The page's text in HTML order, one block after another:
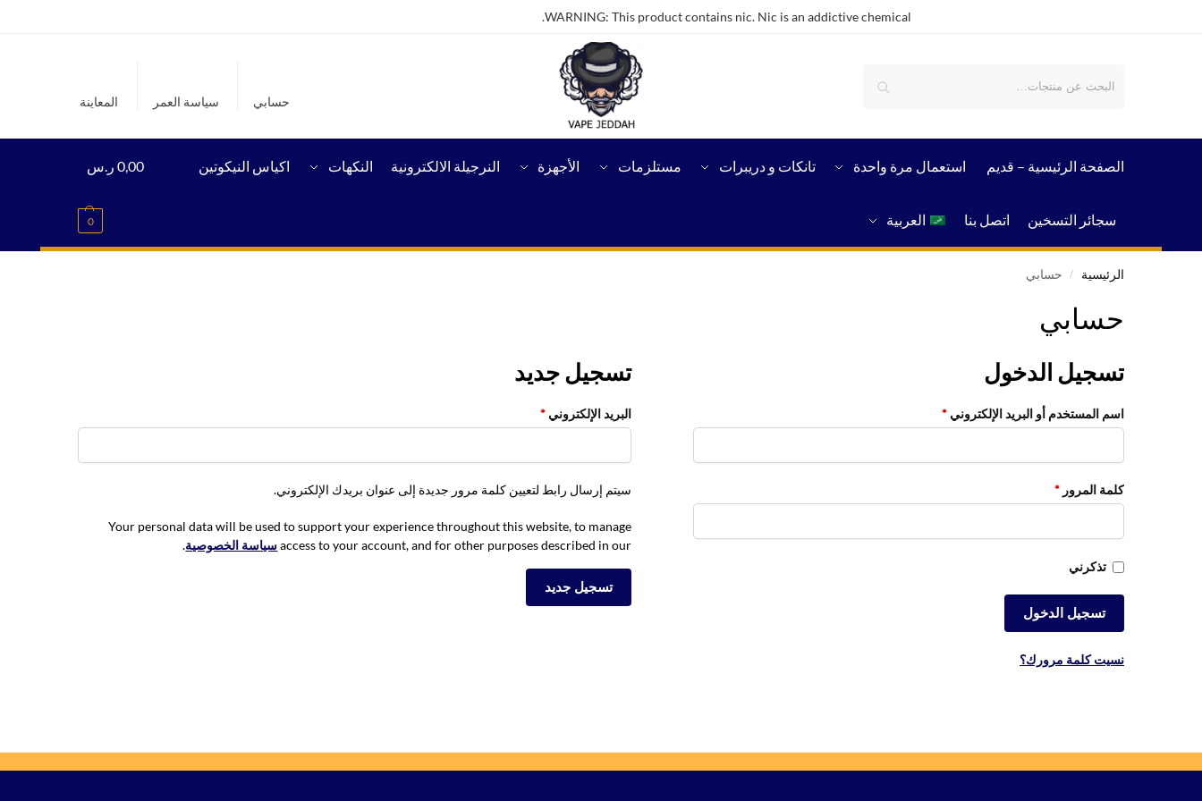
WARNING: This product contains nic. Nic is an addictive chemical.
حسابي سياسة العمر المعاينة
الصفحة الرئيسية – قدیم استعمال مرة واحدة تانكات و دريبرات مستلزمات الأجهزة النرجيلة الالكترونية النكهات اكياس النيكوتين
سجائر التسخين اتصل بنا العربية
0,00 ر.س
0
الرئيسية / حسابي
حسابي
تسجيل الدخول
اسم المستخدم أو البريد الإلكتروني *
كلمة المرور *
تذكرني
تسجيل الدخول
نسيت كلمة مرورك؟
تسجيل جديد
البريد الإلكتروني *
سيتم إرسال رابط لتعيين كلمة مرور جديدة إلى عنوان بريدك الإلكتروني.
Your personal data will be used to support your experience throughout this website, to manage
access to your account, and for other purposes described in our سياسة الخصوصية.
تسجيل جديد